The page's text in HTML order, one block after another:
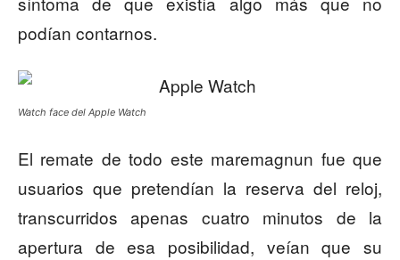
podían contarnos.
Watch face del Apple Watch
El remate de todo este maremagnun fue que
usuarios que pretendían la reserva del reloj,
transcurridos apenas cuatro minutos de la
apertura de esa posibilidad, veían que su